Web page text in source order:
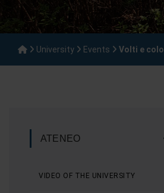
University Events Volti e
ATENEO
VIDEO OF THE UNIVERSITY